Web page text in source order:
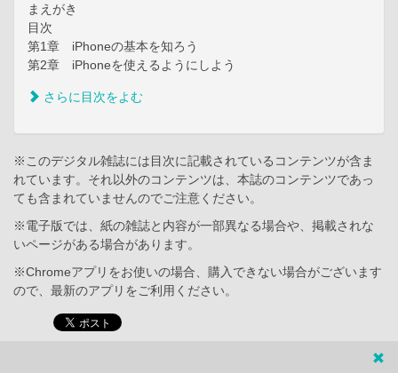
まえがき
目次
第1章 iPhoneの基本を知ろう
第2章 iPhoneを使えるようにしよう
さらに目次をよむ
※このデジタル雑誌には目次に記載されているコンテンツが含ま
れています。それ以外のコンテンツは、本誌のコンテンツであっ
ても含まれていませんのでご注意ください。
※電子版では、紙の雑誌と内容が一部異なる場合や、掲載されな
いページがある場合があります。
※Chromeアプリをお使いの場合、購入できない場合がございます
ので、最新のアプリをご利用ください。